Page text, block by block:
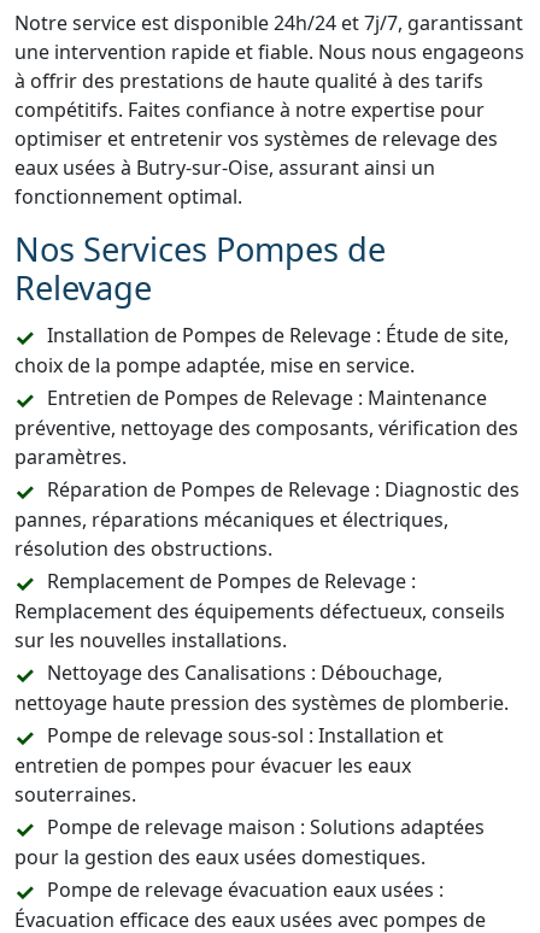
Notre service est disponible 24h/24 et 7j/7, garantissant
une intervention rapide et fiable. Nous nous engageons
à offrir des prestations de haute qualité à des tarifs
compétitifs. Faites confiance à notre expertise pour
optimiser et entretenir vos systèmes de relevage des
eaux usées à Butry-sur-Oise, assurant ainsi un
fonctionnement optimal.
Nos Services Pompes de
Relevage
Installation de Pompes de Relevage : Étude de site,
choix de la pompe adaptée, mise en service.
Entretien de Pompes de Relevage : Maintenance
préventive, nettoyage des composants, vérification des
paramètres.
Réparation de Pompes de Relevage : Diagnostic des
pannes, réparations mécaniques et électriques,
résolution des obstructions.
Remplacement de Pompes de Relevage :
Remplacement des équipements défectueux, conseils
sur les nouvelles installations.
Nettoyage des Canalisations : Débouchage,
nettoyage haute pression des systèmes de plomberie.
Pompe de relevage sous-sol : Installation et
entretien de pompes pour évacuer les eaux
souterraines.
Pompe de relevage maison : Solutions adaptées
pour la gestion des eaux usées domestiques.
Pompe de relevage évacuation eaux usées :
Évacuation efficace des eaux usées avec pompes de